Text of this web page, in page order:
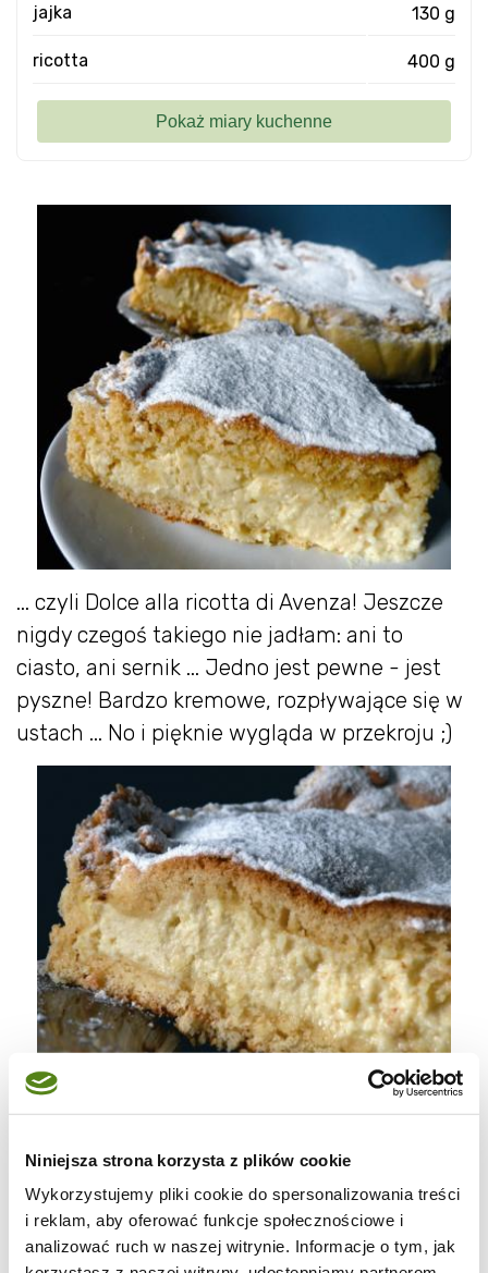
Niniejsza strona korzysta z plików cookie
Wykorzystujemy pliki cookie do spersonalizowania treści
i reklam, aby oferować funkcje społecznościowe i
analizować ruch w naszej witrynie. Informacje o tym, jak
... czyli Dolce alla ricotta di Avenza! Jeszcze
nigdy czegoś takiego nie jadłam: ani to
ciasto, ani sernik ... Jedno jest pewne - jest
pyszne! Bardzo kremowe, rozpływające się w
ustach ... No i pięknie wygląda w przekroju ;)
Składniki (okrągła forma o średnicy ok. 24
Ciasto:470 gr mąki + mąka do podsypywania,
szczypta soli, 1 łyżka proszku do pieczenia, 2
jajka, 150 gr cukru, 200 gr masła, otarta
jajka 130 g
ricotta 400 g